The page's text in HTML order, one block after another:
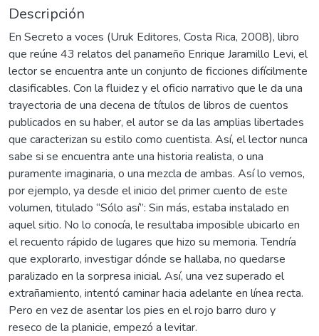
Descripción
En Secreto a voces (Uruk Editores, Costa Rica, 2008), libro
que reúne 43 relatos del panameño Enrique Jaramillo Levi, el
lector se encuentra ante un conjunto de ficciones difícilmente
clasificables. Con la fluidez y el oficio narrativo que le da una
trayectoria de una decena de títulos de libros de cuentos
publicados en su haber, el autor se da las amplias libertades
que caracterizan su estilo como cuentista. Así, el lector nunca
sabe si se encuentra ante una historia realista, o una
puramente imaginaria, o una mezcla de ambas. Así lo vemos,
por ejemplo, ya desde el inicio del primer cuento de este
volumen, titulado “Sólo así”: Sin más, estaba instalado en
aquel sitio. No lo conocía, le resultaba imposible ubicarlo en
el recuento rápido de lugares que hizo su memoria. Tendría
que explorarlo, investigar dónde se hallaba, no quedarse
paralizado en la sorpresa inicial. Así, una vez superado el
extrañamiento, intentó caminar hacia adelante en línea recta.
Pero en vez de asentar los pies en el rojo barro duro y
reseco de la planicie, empezó a levitar.